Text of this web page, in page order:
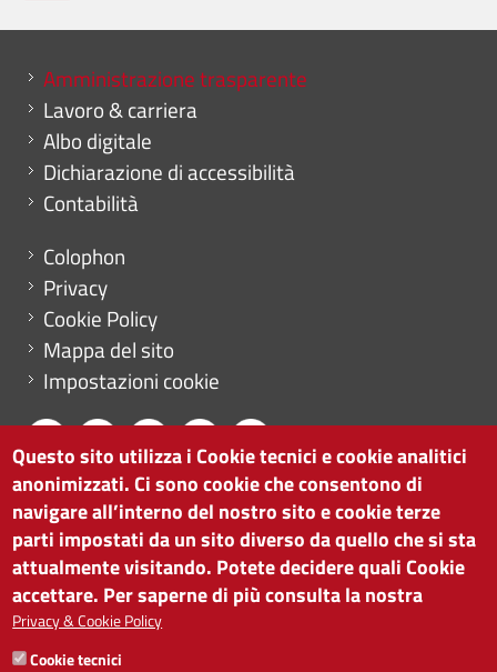
Mini menu di servizio
Amministrazione trasparente
Lavoro & carriera
Albo digitale
Dichiarazione di accessibilità
Contabilità
Menu footer
Colophon
Privacy
Cookie Policy
Mappa del sito
Impostazioni cookie
CAMERA DI COMMERCIO DI BOLZANO
via Alto Adige 60 | I-39100 Bolzano
tel. 0471 945 511 |info@camcom.bz.it
Partita IVA: 00376420212
ISTITUTO PER LA PROMOZIONE DELLO
SVILUPPO ECONOMICO
Questo sito utilizza i Cookie tecnici e cookie analitici
anonimizzati. Ci sono cookie che consentono di
navigare all’interno del nostro sito e cookie terze
parti impostati da un sito diverso da quello che si sta
attualmente visitando. Potete decidere quali Cookie
accettare. Per saperne di più consulta la nostra
Privacy & Cookie Policy
Cookie tecnici